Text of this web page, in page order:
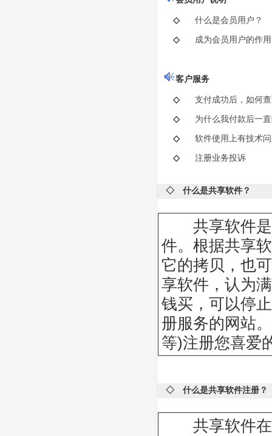
批
◇
什么是会员用户？
◇
成为会员用户的作
客户服务
◇
支付成功后，如何
◇
为什么我付款后一
◇
软件使用上有技术
◇
注册业务投诉
◇ 什么是共享软件？
共享软件是
件。根据共享
它的拷贝，也
享软件，认为
钱买，可以停
册服务的网站
等)注册您喜爱
◇ 什么是共享软件注册？
共享软件在